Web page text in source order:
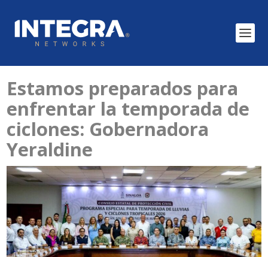
Estamos preparados para
enfrentar la temporada de
ciclones: Gobernadora
Yeraldine